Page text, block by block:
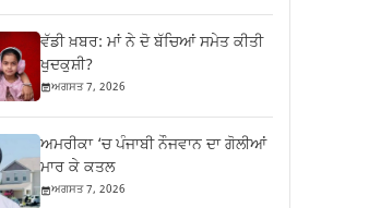
ਵੱਡੀ ਖ਼ਬਰ: ਮਾਂ ਨੇ ਦੋ ਬੱਚਿਆਂ ਸਮੇਤ ਕੀਤੀ
ਖੁਦਕੁਸ਼ੀ?
ਅਗਸਤ 7, 2026
ਅਮਰੀਕਾ ‘ਚ ਪੰਜਾਬੀ ਨੌਜਵਾਨ ਦਾ ਗੋਲੀਆਂ
ਮਾਰ ਕੇ ਕਤਲ
ਅਗਸਤ 7, 2026